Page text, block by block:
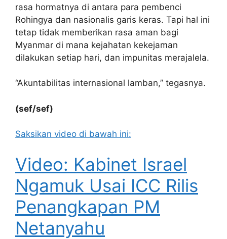
rasa hormatnya di antara para pembenci
Rohingya dan nasionalis garis keras. Tapi hal ini
tetap tidak memberikan rasa aman bagi
Myanmar di mana kejahatan kekejaman
dilakukan setiap hari, dan impunitas merajalela.
“Akuntabilitas internasional lamban,” tegasnya.
(sef/sef)
Saksikan video di bawah ini:
Video: Kabinet Israel
Ngamuk Usai ICC Rilis
Penangkapan PM
Netanyahu